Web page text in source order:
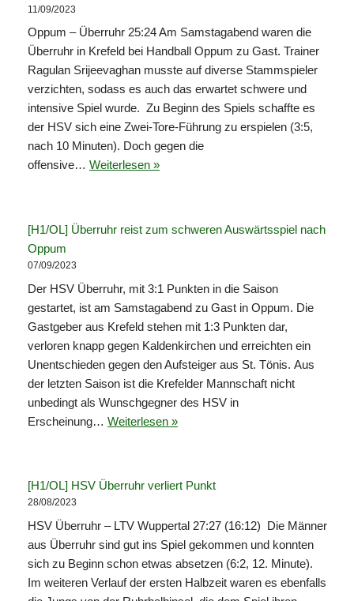
11/09/2023
Oppum – Überruhr 25:24 Am Samstagabend waren die
Überruhr in Krefeld bei Handball Oppum zu Gast. Trainer
Ragulan Srijeevaghan musste auf diverse Stammspieler
verzichten, sodass es auch das erwartet schwere und
intensive Spiel wurde. Zu Beginn des Spiels schaffte es
der HSV sich eine Zwei-Tore-Führung zu erspielen (3:5,
nach 10 Minuten). Doch gegen die
offensive… Weiterlesen »
[H1/OL] Überruhr reist zum schweren Auswärtsspiel nach
Oppum
07/09/2023
Der HSV Überruhr, mit 3:1 Punkten in die Saison
gestartet, ist am Samstagabend zu Gast in Oppum. Die
Gastgeber aus Krefeld stehen mit 1:3 Punkten dar,
verloren knapp gegen Kaldenkirchen und erreichten ein
Unentschieden gegen den Aufsteiger aus St. Tönis. Aus
der letzten Saison ist die Krefelder Mannschaft nicht
unbedingt als Wunschgegner des HSV in
Erscheinung… Weiterlesen »
[H1/OL] HSV Überruhr verliert Punkt
28/08/2023
HSV Überruhr – LTV Wuppertal 27:27 (16:12) Die Männer
aus Überruhr sind gut ins Spiel gekommen und konnten
sich zu Beginn schon etwas absetzen (6:2, 12. Minute).
Im weiteren Verlauf der ersten Halbzeit waren es ebenfalls